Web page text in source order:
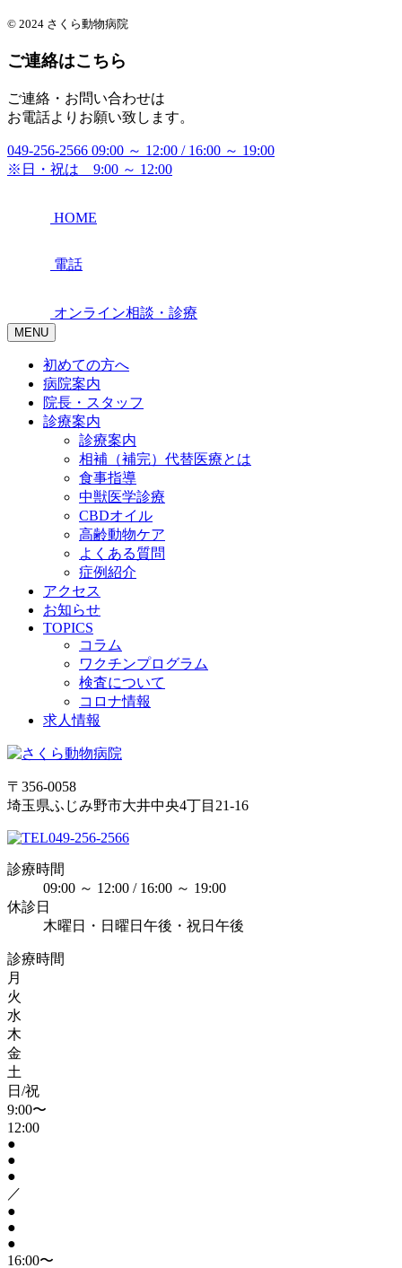
© 2024 さくら動物病院
ご連絡はこちら
ご連絡・お問い合わせは
お電話よりお願い致します。
049-256-2566 09:00 ～ 12:00 / 16:00 ～ 19:00
※日・祝は 9:00 ～ 12:00
HOME
電話
オンライン相談・診療
MENU
初めての方へ
病院案内
院長・スタッフ
診療案内
診療案内
相補（補完）代替医療とは
食事指導
中獣医学診療
CBDオイル
高齢動物ケア
よくある質問
症例紹介
アクセス
お知らせ
TOPICS
コラム
ワクチンプログラム
検査について
コロナ情報
求人情報
〒356-0058
埼玉県ふじみ野市大井中央4丁目21-16
049-256-2566
診療時間
09:00 ～ 12:00 / 16:00 ～ 19:00
休診日
木曜日・日曜日午後・祝日午後
診療時間
月
火
水
木
金
土
日/祝
9:00〜
12:00
●
●
●
／
●
●
●
16:00〜